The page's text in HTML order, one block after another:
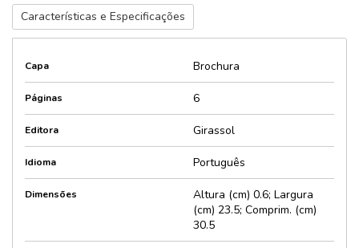
Características e Especificações
Capa Brochura
Páginas 6
Editora Girassol
Idioma Português
Dimensões
Altura (cm) 0.6; Largura
(cm) 23.5; Comprim. (cm)
30.5